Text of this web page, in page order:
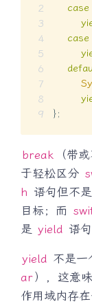
case
case
};
break （带
于轻松区分
h 语句但不是
目标；而
是 yield 语
yield 不是一
ar ），这意
作用域内存